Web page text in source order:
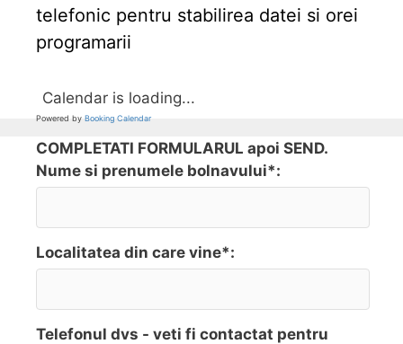
telefonic pentru stabilirea datei si orei
programarii
Calendar is loading...
Powered by Booking Calendar
COMPLETATI FORMULARUL apoi SEND.
Nume si prenumele bolnavului*:
Localitatea din care vine*:
Telefonul dvs - veti fi contactat pentru